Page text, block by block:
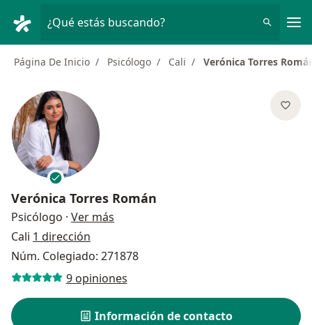
¿Qué estás buscando?
Página De Inicio Psicólogo Cali Verónica Torres
Verónica Torres Román
Psicólogo · Ver más
Cali 1 dirección
Núm. Colegiado: 271878
9 opiniones
Información de contacto